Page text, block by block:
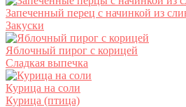
Запеченный перец с начинкой из
Закуски
Яблочный пирог с корицей
Сладкая выпечка
Курица на соли
Курица (птица)